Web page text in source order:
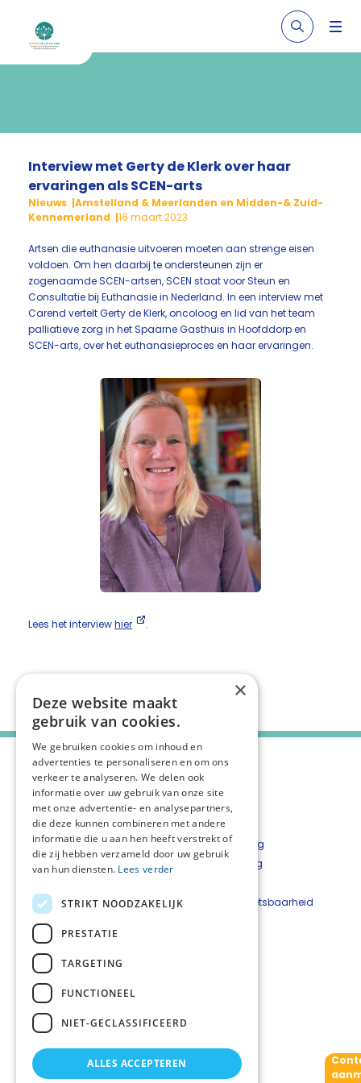
Interview met Gerty de Klerk over haar
ervaringen als SCEN-arts
Nieuws Amstelland & Meerlanden en Midden-& Zuid-
Kennemerland
16 maart 2023
Artsen die euthanasie uitvoeren moeten aan strenge eisen
voldoen. Om hen daarbij te ondersteunen zijn er
zogenaamde SCEN-artsen, SCEN staat voor Steun en
Consultatie bij Euthanasie in Nederland. In een interview met
Carend vertelt Gerty de Klerk, oncoloog en lid van het team
palliatieve zorg in het Spaarne Gasthuis in Hoofddorp en
SCEN-arts, over het euthanasieproces en haar ervaringen.
Lees het interviewhier .
Over het netwerk
Over Palliaweb
Nieuwsbrief
Bestelformulier
Privacyverklaring
Cookieverklaring
Beveiligingskwetsbaarheid
Netwerkcoördinatoren
Andrea van der Veen
06 3624 4200
Elise van Dijk
06 4757 9929
netwerkpalliatievezorg@sigra.nl
×
Deze website maakt
gebruik van cookies.
We gebruiken cookies om inhoud en
advertenties te personaliseren en om ons
verkeer te analyseren. We delen ook
informatie over uw gebruik van onze site
met onze advertentie- en analysepartners,
die deze kunnen combineren met andere
informatie die u aan hen heeft verstrekt of
die zij hebben verzameld door uw gebruik
van hun diensten. Lees verder
STRIKT NOODZAKELIJK
PRESTATIE
TARGETING
FUNCTIONEEL
NIET-GECLASSIFICEERD
ALLES ACCEPTEREN